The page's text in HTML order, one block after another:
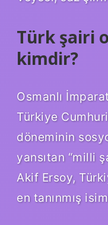
Türk şairi
kimdir?
Osmanlı
Türkiye
döneminin
yansıtan “milli
Akif Ersoy,
en tanınmış